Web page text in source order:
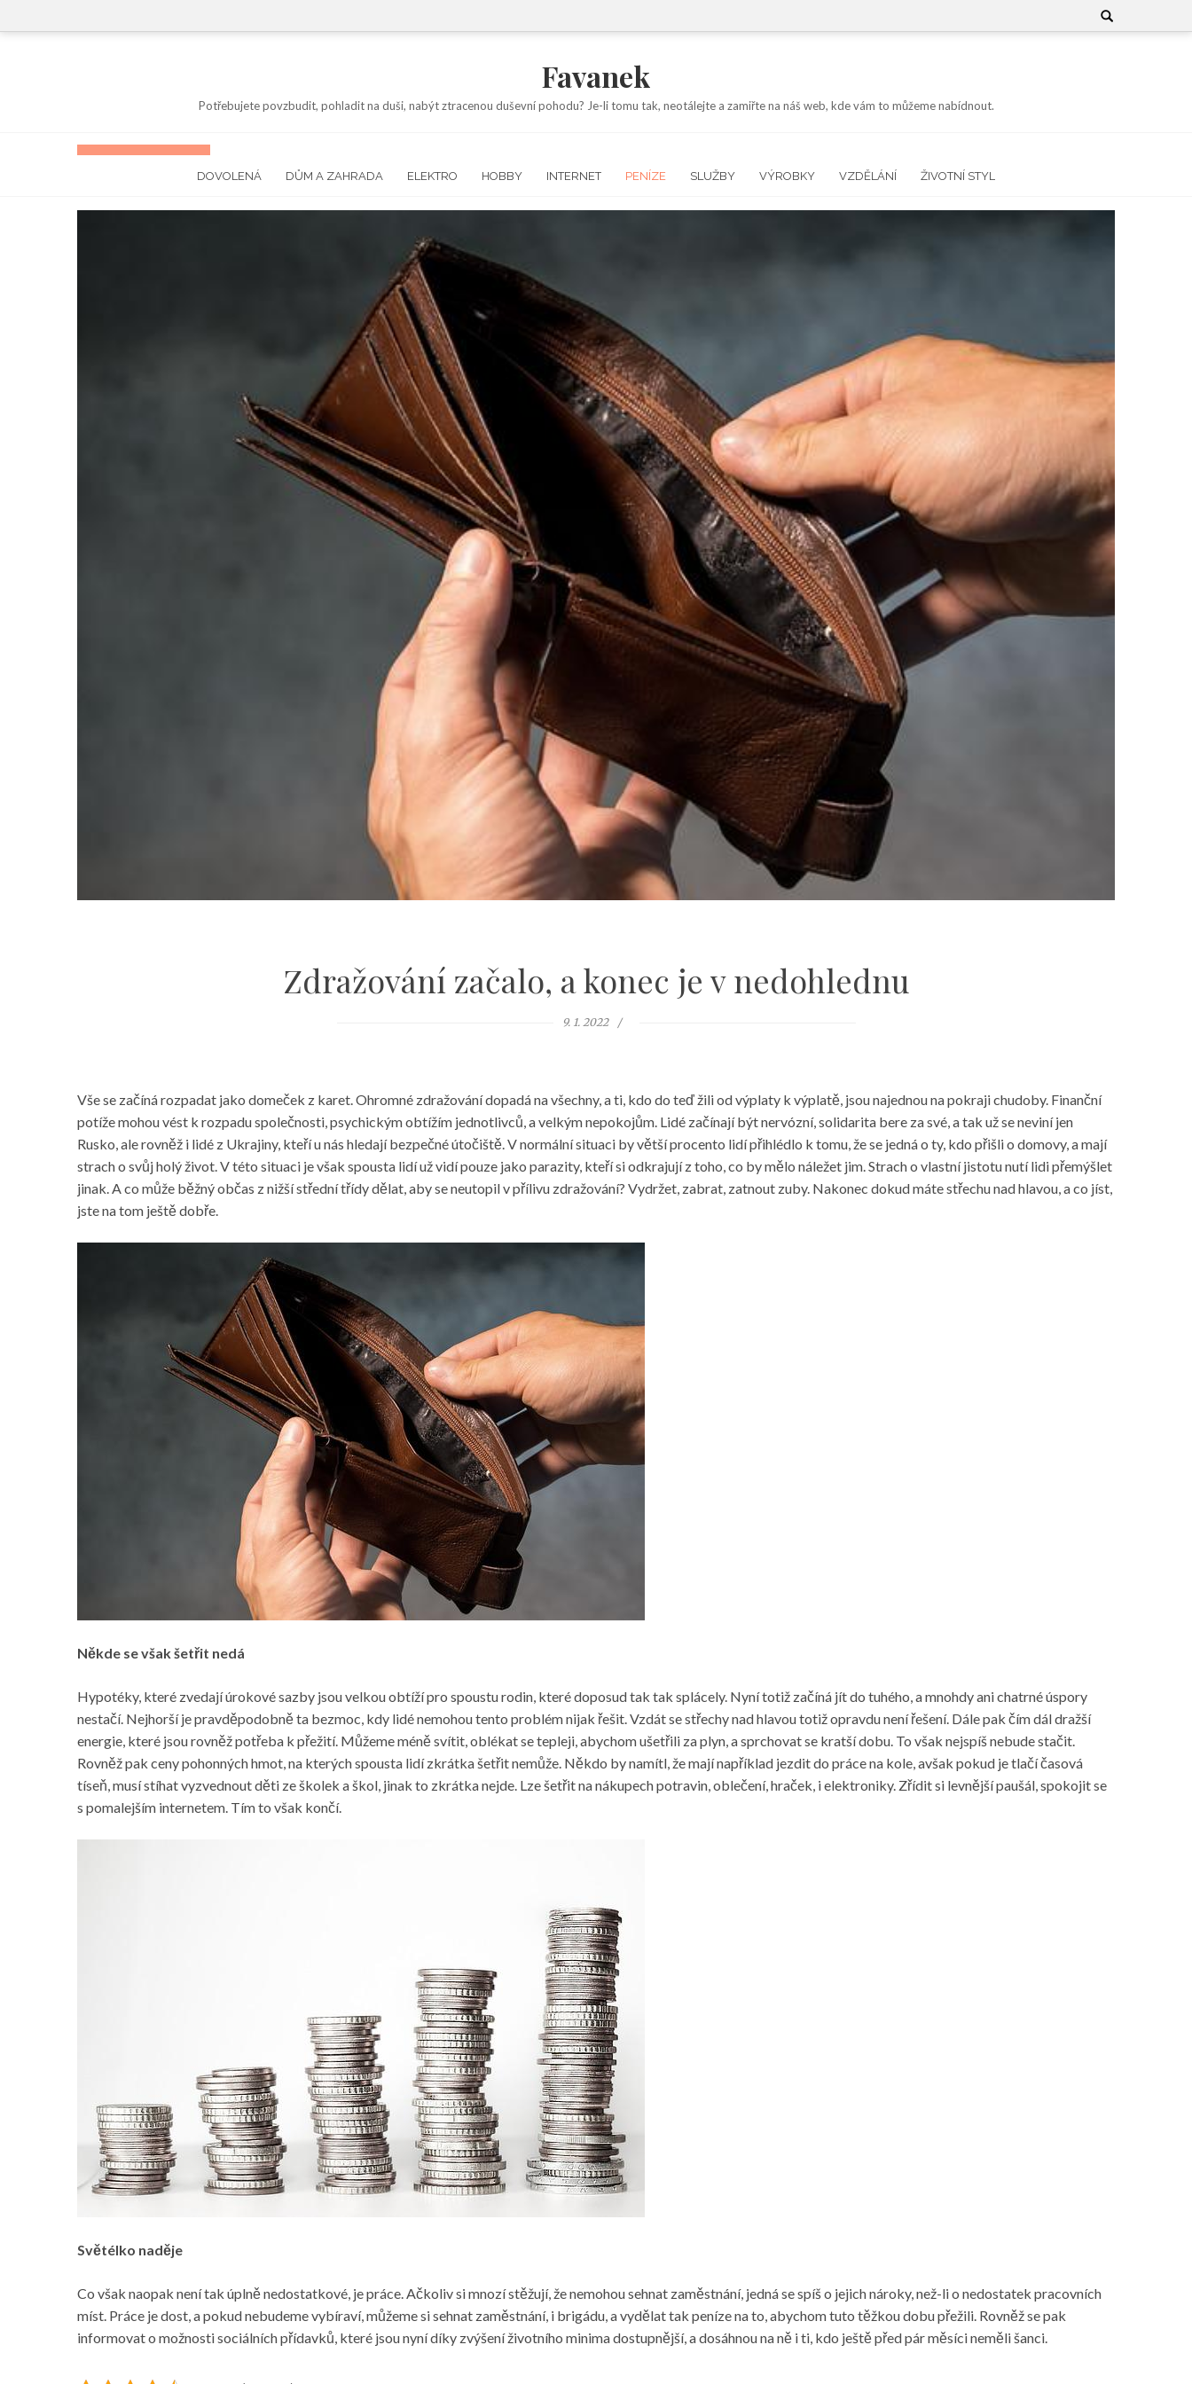
to
Search
for:
Favanek
Potřebujete povzbudit, pohladit na duši, nabýt ztracenou duševní pohodu? Je-li tomu tak, neotálejte a zamiřte na náš web, kde vám to můžeme nabídnout.
DOVOLENÁ DŮM A ZAHRADA ELEKTRO HOBBY INTERNET PENÍZE SLUŽBY VÝROBKY VZDĚLÁNÍ ŽIVOTNÍ STYL
Zdražování začalo, a konec je v nedohlednu
9. 1. 2022
Vše se začíná rozpadat jako domeček z karet. Ohromné zdražování dopadá na všechny, a ti, kdo do teď žili od výplaty k výplatě, jsou najednou na pokraji chudoby. Finanční
potíže mohou vést k rozpadu společnosti, psychickým obtížím jednotlivců, a velkým nepokojům. Lidé začínají být nervózní, solidarita bere za své, a tak už se neviní jen
Rusko, ale rovněž i lidé z Ukrajiny, kteří u nás hledají bezpečné útočiště. V normální situaci by větší procento lidí přihlédlo k tomu, že se jedná o ty, kdo přišli o domovy, a mají
strach o svůj holý život. V této situaci je však spousta lidí už vidí pouze jako parazity, kteří si odkrajují z toho, co by mělo náležet jim. Strach o vlastní jistotu nutí lidi přemýšlet
jinak. A co může běžný občas z nižší střední třídy dělat, aby se neutopil v přílivu zdražování? Vydržet, zabrat, zatnout zuby. Nakonec dokud máte střechu nad hlavou, a co jíst,
jste na tom ještě dobře.
Někde se však šetřit nedá
Hypotéky, které zvedají úrokové sazby jsou velkou obtíží pro spoustu rodin, které doposud tak tak splácely. Nyní totiž začíná jít do tuhého, a mnohdy ani chatrné úspory
nestačí. Nejhorší je pravděpodobně ta bezmoc, kdy lidé nemohou tento problém nijak řešit. Vzdát se střechy nad hlavou totiž opravdu není řešení. Dále pak čím dál dražší
energie, které jsou rovněž potřeba k přežití. Můžeme méně svítit, oblékat se tepleji, abychom ušetřili za plyn, a sprchovat se kratší dobu. To však nejspíš nebude stačit.
Rovněž pak ceny pohonných hmot, na kterých spousta lidí zkrátka šetřit nemůže. Někdo by namítl, že mají například jezdit do práce na kole, avšak pokud je tlačí časová
tíseň, musí stíhat vyzvednout děti ze školek a škol, jinak to zkrátka nejde. Lze šetřit na nákupech potravin, oblečení, hraček, i elektroniky. Zřídit si levnější paušál, spokojit se
s pomalejším internetem. Tím to však končí.
Světélko naděje
Co však naopak není tak úplně nedostatkové, je práce. Ačkoliv si mnozí stěžují, že nemohou sehnat zaměstnání, jedná se spíš o jejich nároky, než-li o nedostatek pracovních
míst. Práce je dost, a pokud nebudeme vybíraví, můžeme si sehnat zaměstnání, i brigádu, a vydělat tak peníze na to, abychom tuto těžkou dobu přežili. Rovněž se pak
informovat o možnosti sociálních přídavků, které jsou nyní díky zvýšení životního minima dostupnější, a dosáhnou na ně i ti, kdo ještě před pár měsíci neměli šanci.